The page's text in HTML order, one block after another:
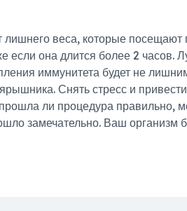
лишнего веса, которые посещают
если она длится более 2 часов.
иммунитета будет не
Снять стресс и привести
ли процедура правильно,
замечательно. Ваш организм